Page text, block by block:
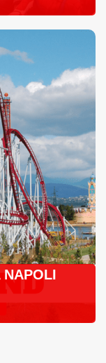
NAPOLI